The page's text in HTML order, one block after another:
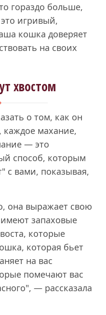
гораздо больше,
игривый,
кошка доверяет
на своих
хвостом
о том, как он
каждое махание,
— это
способ, которым
с вами, показывая,
она выражает свою
запаховые
которые
которая бьет
на вас
помечают вас
— рассказала